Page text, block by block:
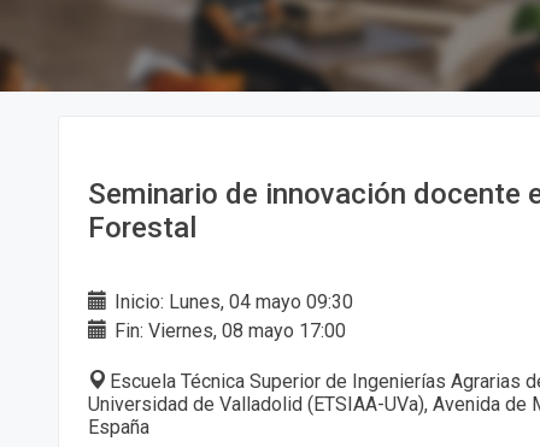
Seminario de innovación docente
Forestal
Inicio: Lunes, 04 mayo 09:30
Fin: Viernes, 08 mayo 17:00
Escuela Técnica Superior de Ingenierías Agrarias
Universidad de Valladolid (ETSIAA-UVa), Avenida de
España